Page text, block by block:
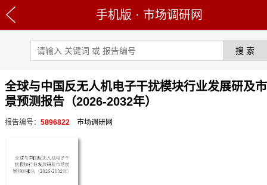
手机版 · 市场调研网
全球与中国反无人机电子干扰模块行业发展研及
景预测报告（2026-2032年）
报告编号： 5896822 市场调研网